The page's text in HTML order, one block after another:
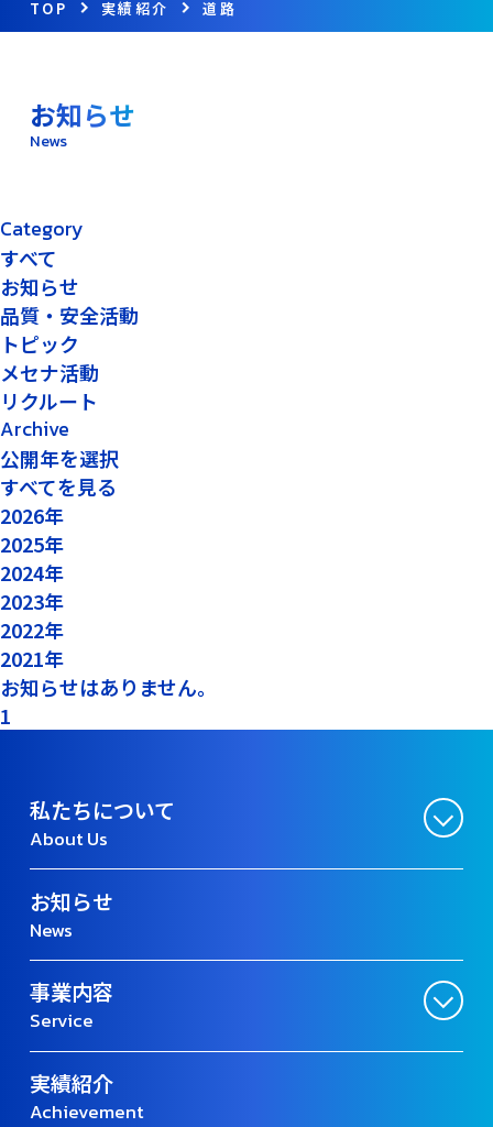
TOP 実績紹介 道路
お知らせ
News
Category
すべて
お知らせ
品質・安全活動
トピック
メセナ活動
リクルート
Archive
公開年を選択
すべてを見る
2026年
2025年
2024年
2023年
2022年
2021年
お知らせはありません。
1
私たちについて
About Us
お知らせ
News
事業内容
Service
実績紹介
Achievement